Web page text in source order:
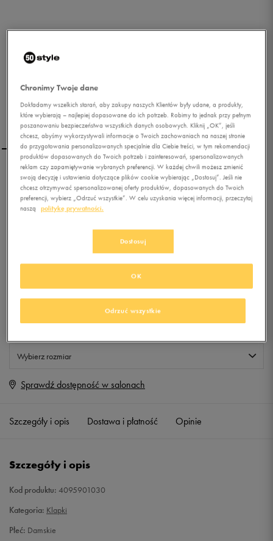
O'NEILL FTW MOYA ART
KLUBIE 50 STYLE
Produkt niedostępny
Wybierz rozmiar
Rozmiary EU
39 26 cm
Sprawdź dostępność w salonach
Szczegóły i opis Dostawa i płatność Opinie
Szczegóły i opis
Kod produktu: 4095901030
Kategoria: Klapki
Płeć: Damskie
Chronimy Twoje dane
Dokładamy wszelkich starań, aby zakupy naszych Klientów były udane, a produkty,
które wybierają – najlepiej dopasowane do ich potrzeb. Robimy to jednak przy pełnym
poszanowaniu bezpieczeństwa wszystkich danych osobowych. Kliknij „OK”, jeśli
chcesz, abyśmy wykorzystywali informacje o Twoich zachowaniach na naszej stronie
do przygotowania personalizowanych specjalnie dla Ciebie treści, w tym rekomendacji
produktów dopasowanych do Twoich potrzeb i zainteresowań, spersonalizowanych
reklam czy zapamiętywanie wybranych preferencji. W każdej chwili możesz zmienić
swoją decyzję i ustawienia dotyczące plików cookie wybierając „Dostosuj”. Jeśli nie
chcesz otrzymywać spersonalizowanej oferty produktów, dopasowanych do Twoich
preferencji, wybierz „Odrzuć wszystkie”. W celu uzyskania więcej informacji, przeczytaj
naszą politykę prywatności.
Dostosuj
Odrzuć wszystkie
OK